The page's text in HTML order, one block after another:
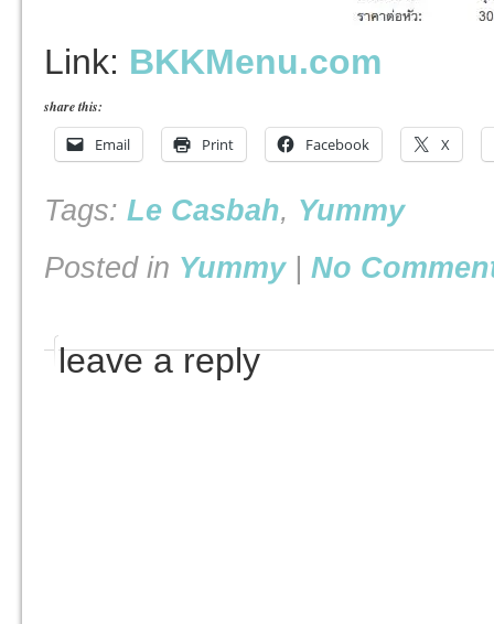
Link: BKKMenu.com
share this:
Email Print Facebook X
Tags: Le Casbah, Yummy
Posted in Yummy| No
leave a reply